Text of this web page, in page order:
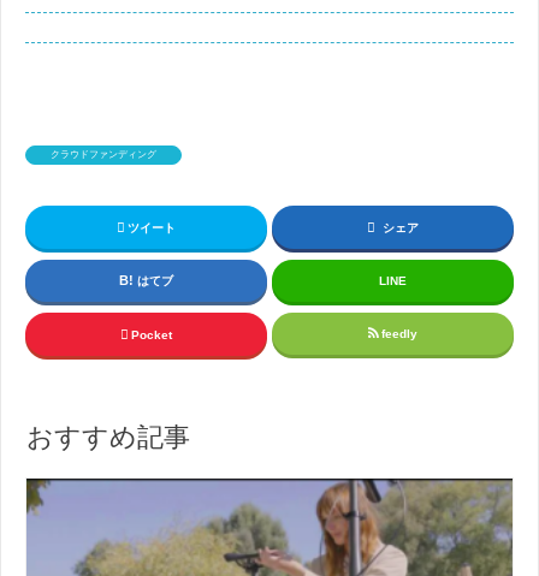
クラウドファンディング
ツイート シェア
はてブ LINE
Pocket feedly
おすすめ記事